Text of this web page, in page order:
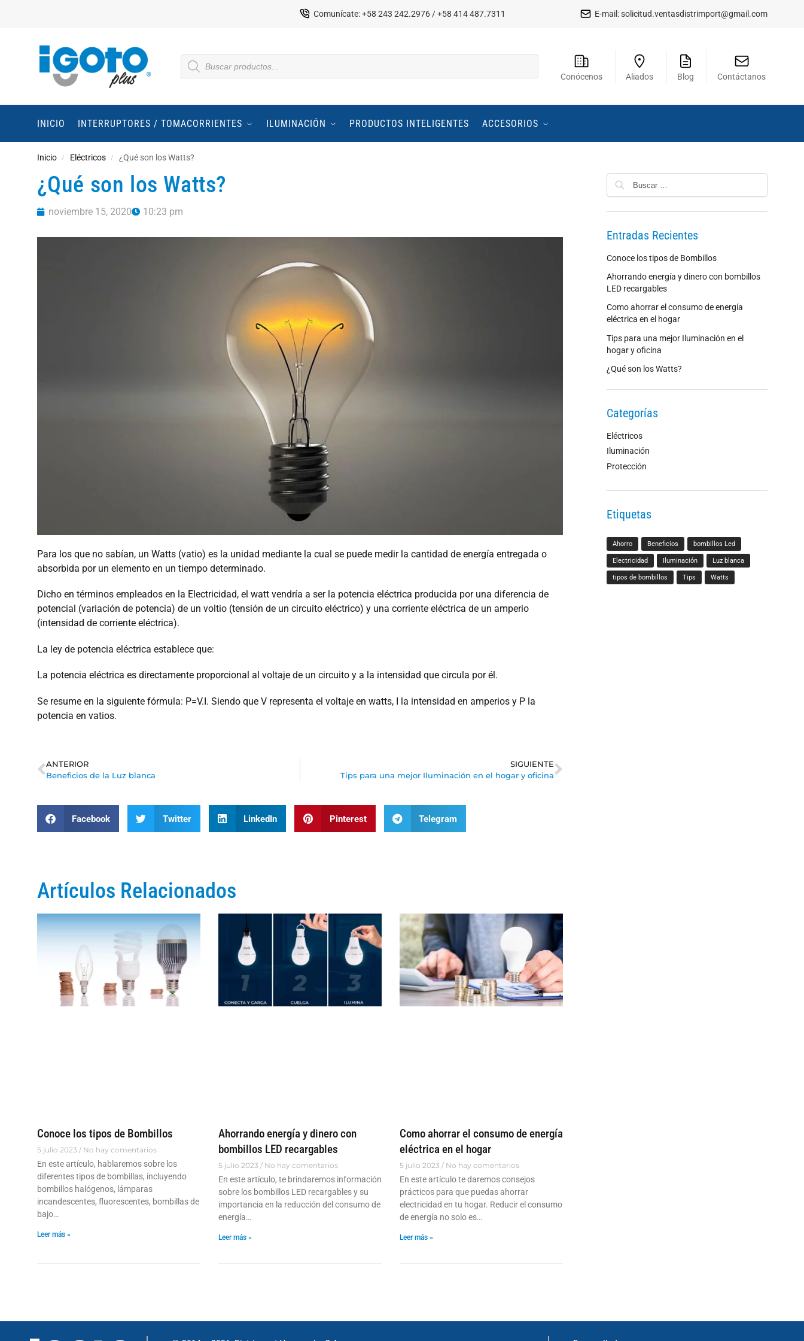
Comunícate: +58 243 242.2976 / +58 414 487.7311 E-mail:solicitud.ventasdistrimport@gmail.com
Conócenos Aliados Blog Contáctanos
INICIO INTERRUPTORES / TOMACORRIENTES ILUMINACIÓN PRODUCTOS INTELIGENTES ACCESORIOS
Inicio / Eléctricos / ¿Qué son los Watts?
¿Qué son los Watts?
noviembre 15, 2020 10:23 pm
Para los que no sabían, un Watts (vatio) es la unidad mediante la cual se puede medir la cantidad de energía entregada o
absorbida por un elemento en un tiempo determinado.
Dicho en términos empleados en la Electricidad, el watt vendría a ser la potencia eléctrica producida por una diferencia de
potencial (variación de potencia) de un voltio (tensión de un circuito eléctrico) y una corriente eléctrica de un amperio
(intensidad de corriente eléctrica).
La ley de potencia eléctrica establece que:
La potencia eléctrica es directamente proporcional al voltaje de un circuito y a la intensidad que circula por él.
Se resume en la siguiente fórmula: P=V.I. Siendo que V representa el voltaje en watts, I la intensidad en amperios y P la
potencia en vatios.
ANTERIOR
Beneficios de la Luz blanca
SIGUIENTE
Tips para una mejor Iluminación en el hogar y oficina
Facebook Twitter LinkedIn Pinterest Telegram
Artículos Relacionados
Conoce los tipos de Bombillos
5 julio 2023 No hay comentarios
En este artículo, hablaremos sobre los
diferentes tipos de bombillas, incluyendo
bombillos halógenos, lámparas
incandescentes, fluorescentes, bombillas de
bajo…
Leer más »
Ahorrando energía y dinero con
bombillos LED recargables
5 julio 2023 No hay comentarios
En este artículo, te brindaremos información
sobre los bombillos LED recargables y su
importancia en la reducción del consumo de
energía…
Leer más »
Como ahorrar el consumo de energía
eléctrica en el hogar
5 julio 2023 No hay comentarios
En este artículo te daremos consejos
prácticos para que puedas ahorrar
electricidad en tu hogar. Reducir el consumo
de energía no solo es…
Leer más »
Entradas Recientes
Conoce los tipos de Bombillos
Ahorrando energía y dinero con bombillos
LED recargables
Como ahorrar el consumo de energía
eléctrica en el hogar
Tips para una mejor Iluminación en el
hogar y oficina
¿Qué son los Watts?
Categorías
Eléctricos
Iluminación
Protección
Etiquetas
Ahorro Beneficios bombillos Led
Electricidad Iluminación Luz blanca
tipos de bombillos Tips Watts